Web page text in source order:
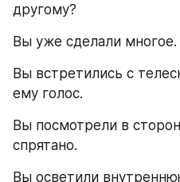
другому?
Вы уже сделали многое.
Вы встретились с
ему голос.
Вы посмотрели в
спрятано.
Вы осветили